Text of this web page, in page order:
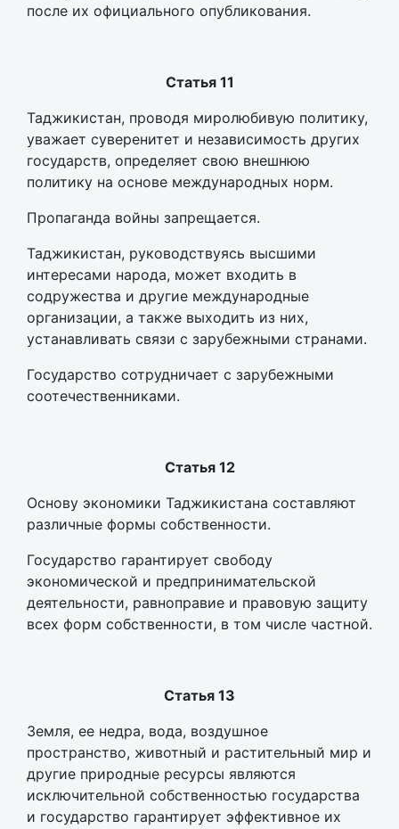
после их официального опубликования.
Статья 11
Таджикистан, проводя миролюбивую политику,
уважает суверенитет и независимость других
государств, определяет свою внешнюю
политику на основе международных норм.
Пропаганда войны запрещается.
Таджикистан, руководствуясь высшими
интересами народа, может входить в
содружества и другие международные
организации, а также выходить из них,
устанавливать связи с зарубежными странами.
Государство сотрудничает с зарубежными
соотечественниками.
Статья 12
Основу экономики Таджикистана составляют
различные формы собственности.
Государство гарантирует свободу
экономической и предпринимательской
деятельности, равноправие и правовую защиту
всех форм собственности, в том числе частной.
Статья 13
Земля, ее недра, вода, воздушное
пространство, животный и растительный мир и
другие природные ресурсы являются
исключительной собственностью государства
и государство гарантирует эффективное их